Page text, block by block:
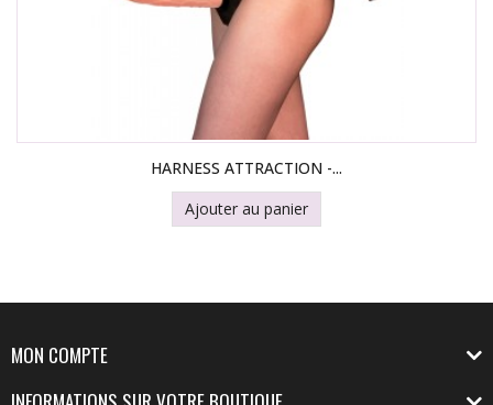
HARNESS ATTRACTION -...
Ajouter au panier
MON COMPTE